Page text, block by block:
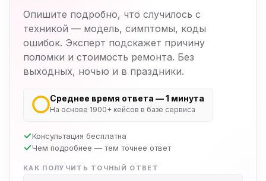
Опишите подробно, что случилось с
техникой — модель, симптомы, коды
ошибок. Эксперт подскажет причину
поломки и стоимость ремонта. Без
выходных, ночью и в праздники.
Среднее время ответа — 1 минута
На основе 1900+ кейсов в базе сервиса
Консультация бесплатна
Чем подробнее — тем точнее ответ
КАК ПОЛУЧИТЬ ТОЧНЫЙ ОТВЕТ